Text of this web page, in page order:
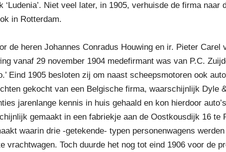
Niet veel later, in 1905, verhuisde de firma naar
in Rotterdam.
de heren Johannes Conradus Houwing en ir. Pieter Carel
vanaf 29 november 1904 medefirmant was van P.C.
Eind 1905 besloten zij om naast scheepsmotoren ook
gekocht van een Belgische firma, waarschijnlijk Dyle
jarenlange kennis in huis gehaald en kon hierdoor
gemaakt in een fabriekje aan de Oostkousdijk 16 te
waarin drie -getekende- typen personenwagens werden
vrachtwagen. Toch duurde het nog tot eind 1906 voor de